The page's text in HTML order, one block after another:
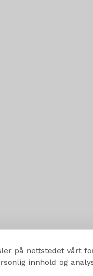
på nettstedet vårt
innhold og